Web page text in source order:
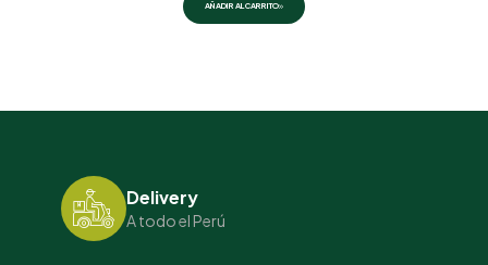
AÑADIR AL CARRITO
Delivery
A todo el Perú